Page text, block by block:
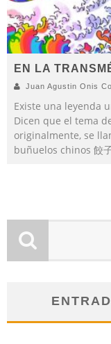
EN LA
Juan Agustin Onis
Existe una leyenda
Dicen que el tema
originalmente, se
buñuelos chinos 餃